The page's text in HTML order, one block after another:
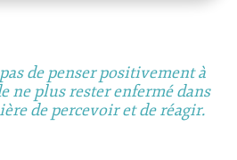
de penser positivement à
ne plus rester enfermé dans
de percevoir et de réagir.